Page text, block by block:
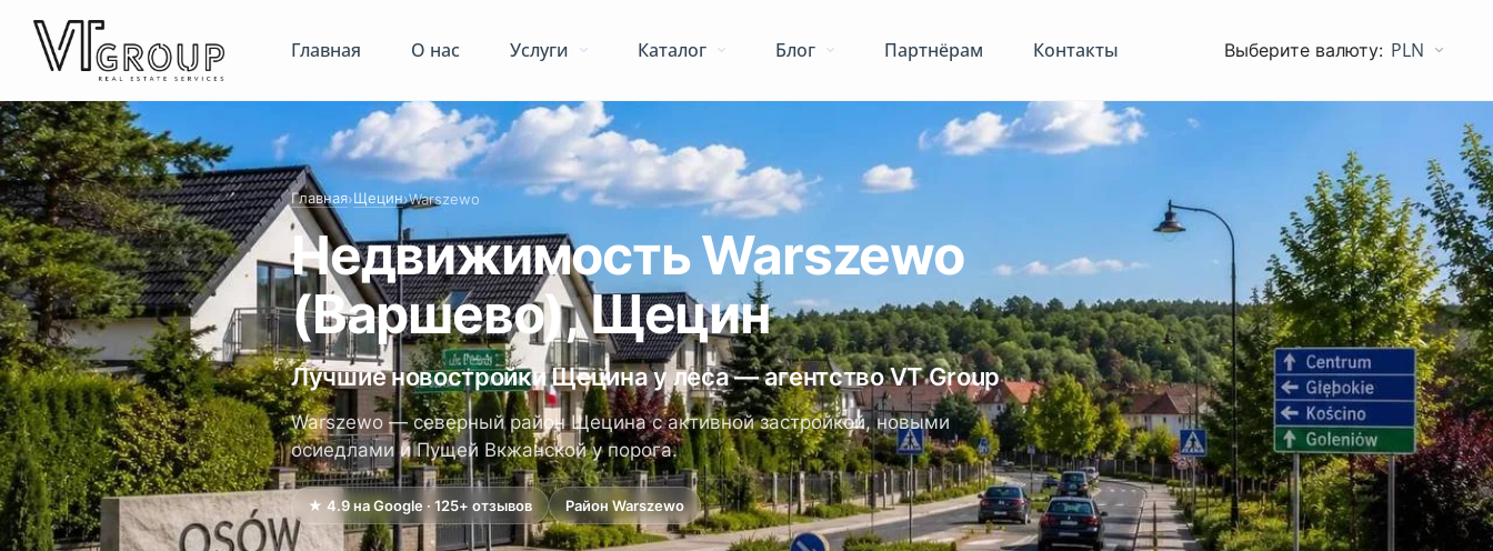
Главная О нас Услуги Каталог Блог Партнёрам Контакты PLN
Главная›Щецин›Warszewo
Недвижимость Warszewo
(Варшево), Щецин
Лучшие новостройки Щецина у леса — агентство VT Group
Warszewo — северный район Щецина с активной застройкой, новыми
осиедлами и Пущей Вкжанской у порога.
★ 4.9 на Google · 125+ отзывов Район Warszewo